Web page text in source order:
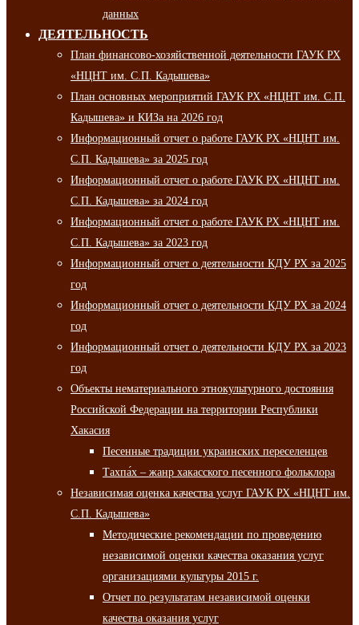
данных
ДЕЯТЕЛЬНОСТЬ
План финансово-хозяйственной деятельности ГАУК РХ
«НЦНТ им. С.П. Кадышева»
План основных мероприятий ГАУК РХ «НЦНТ им. С.П.
Кадышева» и КИЗа на 2026 год
Информационный отчет о работе ГАУК РХ «НЦНТ им.
С.П. Кадышева» за 2025 год
Информационный отчет о работе ГАУК РХ «НЦНТ им.
С.П. Кадышева» за 2024 год
Информационный отчет о работе ГАУК РХ «НЦНТ им.
С.П. Кадышева» за 2023 год
Информационный отчет о деятельности КДУ РХ за 2025
год
Информационный отчет о деятельности КДУ РХ за 2024
год
Информационный отчет о деятельности КДУ РХ за 2023
год
Объекты нематериального этнокультурного достояния
Российской Федерации на территории Республики
Хакасия
Песенные традиции украинских переселенцев
Тахпа́х – жанр хакасского песенного фольклора
Независимая оценка качества услуг ГАУК РХ «НЦНТ им.
С.П. Кадышева»
Методические рекомендации по проведению
независимой оценки качества оказания услуг
организациями культуры 2015 г.
Отчет по результатам независимой оценки
качества оказания услуг